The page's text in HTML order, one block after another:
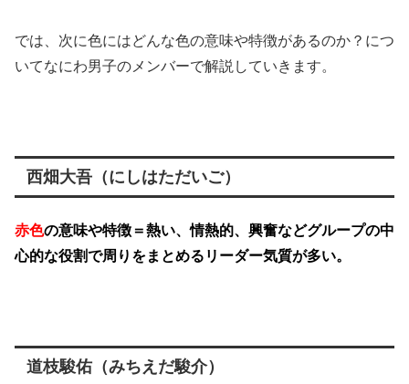
では、次に色にはどんな色の意味や特徴があるのか？につ
いてなにわ男子のメンバーで解説していきます。
西畑大吾（にしはただいご）
赤色の意味や特徴＝熱い、情熱的、興奮などグループの中
心的な役割で周りをまとめるリーダー気質が多い。
道枝駿佑（みちえだ駿介）